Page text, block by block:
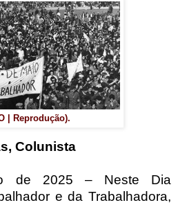
| Reprodução).
Colunista
de 2025 – Neste Dia
e da Trabalhadora,